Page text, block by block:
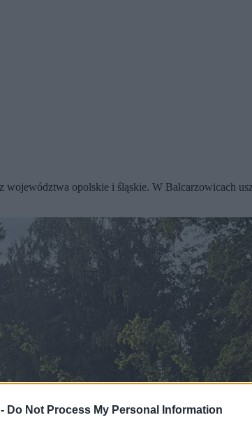
Do Not Process My Personal Information
województwa opolskie i śląskie. W Balcarzowicach